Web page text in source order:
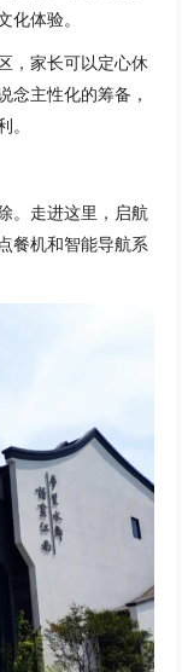
化体验。
，家长可以定心休
念主性化的筹备，
。
。走进这里，启航
餐机和智能导航系